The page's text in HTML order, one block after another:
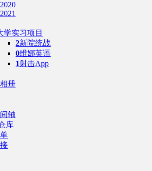
2020
2021
学实习项目
2新院统战
0维娜英语
1射击App
相册
轴
库